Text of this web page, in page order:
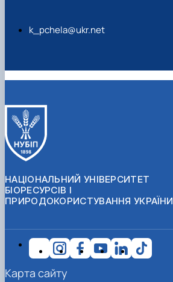
k_pchela@ukr.net
НАЦІОНАЛЬНИЙ УНІВЕРСИТЕТ
БІОРЕСУРСІВ І
ПРИРОДОКОРИСТУВАННЯ УКРАЇНИ
Карта сайту